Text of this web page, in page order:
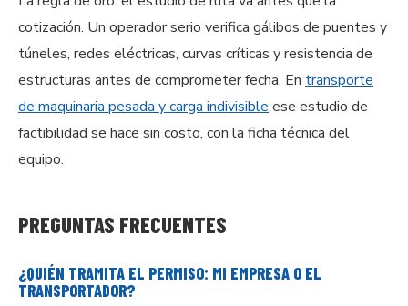
cotización. Un operador serio verifica gálibos de puentes y
túneles, redes eléctricas, curvas críticas y resistencia de
estructuras antes de comprometer fecha. En transporte
de maquinaria pesada y carga indivisible ese estudio de
factibilidad se hace sin costo, con la ficha técnica del
equipo.
PREGUNTAS FRECUENTES
¿QUIÉN TRAMITA EL PERMISO: MI EMPRESA O EL
TRANSPORTADOR?